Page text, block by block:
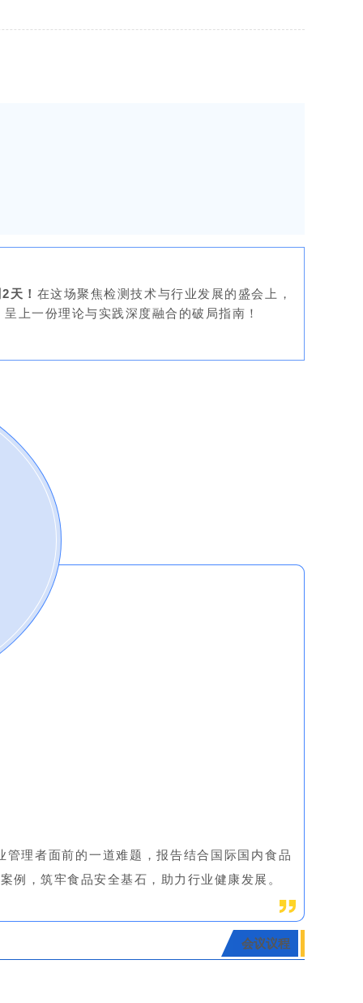
天！ 在这场聚焦检测技术与行业发展的盛会上，
呈上一份理论与实践深度融合的破局指南！
理者面前的一道难题，报告结合国际国内食品
例，筑牢食品安全基石，助力行业健康发展。
会议议程